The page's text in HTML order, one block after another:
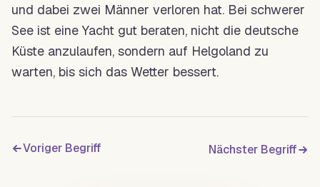
und dabei zwei Männer verloren hat. Bei schwerer
See ist eineYacht gut beraten, nicht die deutsche
Küste anzulaufen, sondern auf Helgoland zu
warten, bis sich das Wetter bessert.
Voriger Begriff Nächster Begriff